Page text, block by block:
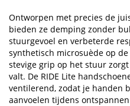
Ontworpen met precies de
bieden ze demping zonder
stuurgevoel en verbeterde
synthetisch microsuède op
stevige grip op het stuur
valt. De RIDE Lite
ventilerend, zodat je handen
aanvoelen tijdens